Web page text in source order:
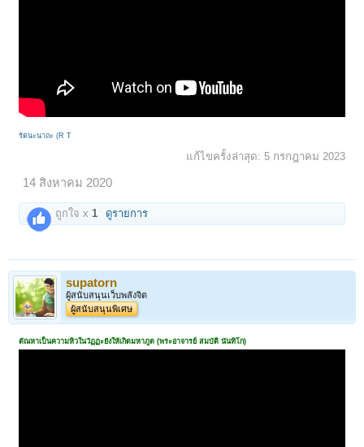
รัตนะนาถะ (R T
แก้ไขครั้งล่าสุด: 5 กรกฎาคม 2023
14 สิงหาคม 2020
ถูกใจ x1 ดูรายการ
supatorn
ผู้สนับสนุนเว็บพลังจิต
ผู้สนับสนุนพิเศษ
ตัณหาเป็นความหิวในวัฏฏะยังให้เกิดมหาภูต (พระอาจารย์ สมบัติ นันทิโก)